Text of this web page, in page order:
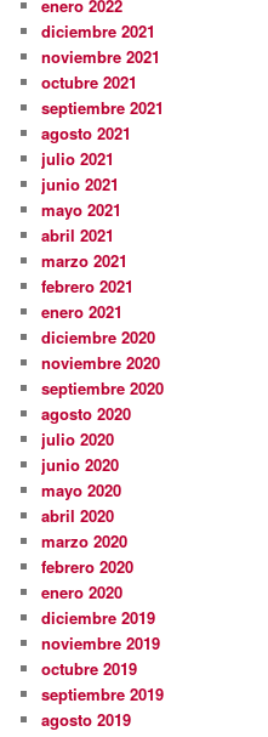
enero 2022
diciembre 2021
noviembre 2021
octubre 2021
septiembre 2021
agosto 2021
julio 2021
junio 2021
mayo 2021
abril 2021
marzo 2021
febrero 2021
enero 2021
diciembre 2020
noviembre 2020
septiembre 2020
agosto 2020
julio 2020
junio 2020
mayo 2020
abril 2020
marzo 2020
febrero 2020
enero 2020
diciembre 2019
noviembre 2019
octubre 2019
septiembre 2019
agosto 2019